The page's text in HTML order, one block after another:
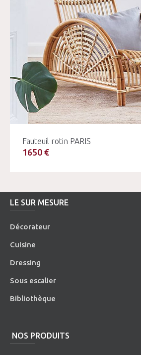
Fauteuil rotin PARIS
1650 €
LE SUR MESURE
Décorateur
Cuisine
Dressing
Sous escalier
Bibliothèque
NOS PRODUITS